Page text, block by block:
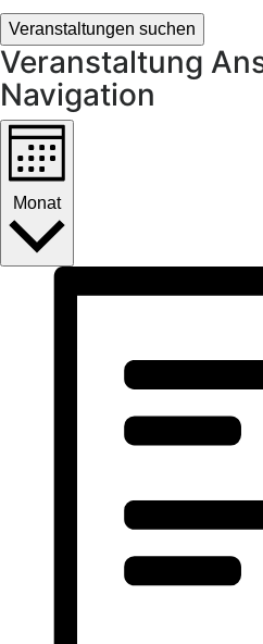
Veranstaltungen suchen
Veranstaltung
Navigation
Monat